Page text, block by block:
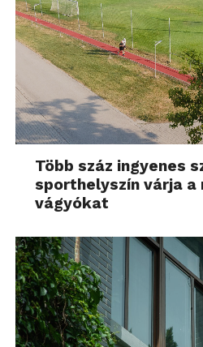
Több száz ingyenes
sporthelyszín várja a
vágyókat